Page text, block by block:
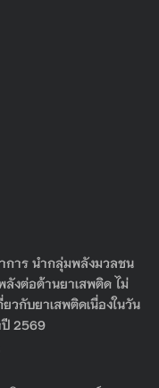
การ นำกลุ่มพลังมวลชน
งต่อต้านยาเสพติด ไม่
วกับยาเสพติดเนื่องในวัน
ปี 2569